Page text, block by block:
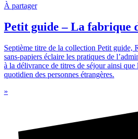
À partager
Petit guide – La fabrique
Septième titre de la collection Petit guide,
sans-papiers éclaire les pratiques de
à la délivrance de titres de séjour ainsi que
quotidien des personnes étrangères.
»